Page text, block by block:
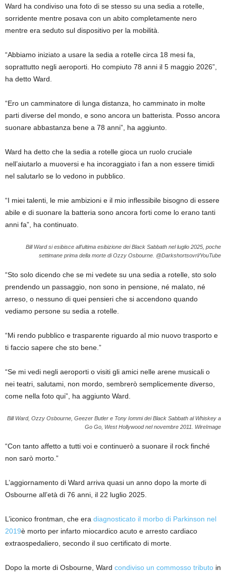
Ward ha condiviso una foto di se stesso su una sedia a rotelle,
sorridente mentre posava con un abito completamente nero
mentre era seduto sul dispositivo per la mobilità.
“Abbiamo iniziato a usare la sedia a rotelle circa 18 mesi fa,
soprattutto negli aeroporti. Ho compiuto 78 anni il 5 maggio 2026”,
ha detto Ward.
“Ero un camminatore di lunga distanza, ho camminato in molte
parti diverse del mondo, e sono ancora un batterista. Posso ancora
suonare abbastanza bene a 78 anni”, ha aggiunto.
Ward ha detto che la sedia a rotelle gioca un ruolo cruciale
nell’aiutarlo a muoversi e ha incoraggiato i fan a non essere timidi
nel salutarlo se lo vedono in pubblico.
“I miei talenti, le mie ambizioni e il mio inflessibile bisogno di essere
abile e di suonare la batteria sono ancora forti come lo erano tanti
anni fa”, ha continuato.
Bill Ward si esibisce all’ultima esibizione dei Black Sabbath nel luglio 2025, poche
settimane prima della morte di Ozzy Osbourne. @Darkshortsovrl/YouTube
“Sto solo dicendo che se mi vedete su una sedia a rotelle, sto solo
prendendo un passaggio, non sono in pensione, né malato, né
arreso, o nessuno di quei pensieri che si accendono quando
vediamo persone su sedia a rotelle.
“Mi rendo pubblico e trasparente riguardo al mio nuovo trasporto e
ti faccio sapere che sto bene.”
“Se mi vedi negli aeroporti o visiti gli amici nelle arene musicali o
nei teatri, salutami, non mordo, sembrerò semplicemente diverso,
come nella foto qui”, ha aggiunto Ward.
Bill Ward, Ozzy Osbourne, Geezer Butler e Tony Iommi dei Black Sabbath al Whiskey a
Go Go, West Hollywood nel novembre 2011. WireImage
“Con tanto affetto a tutti voi e continuerò a suonare il rock finché
non sarò morto.”
L’aggiornamento di Ward arriva quasi un anno dopo la morte di
Osbourne all’età di 76 anni, il 22 luglio 2025.
L’iconico frontman, che era diagnosticato il morbo di Parkinson nel
2019è morto per infarto miocardico acuto e arresto cardiaco
extraospedaliero, secondo il suo certificato di morte.
Dopo la morte di Osbourne, Ward condiviso un commosso tributo in